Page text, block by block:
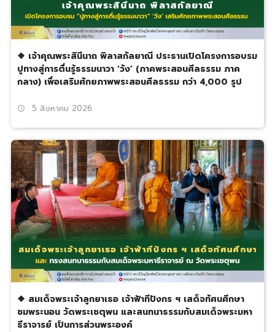
❖ เจ้าคุณพระสินีนาถ พิลาสกัลยาณี ประธานเปิดโครงการอบรม
ปูทางสู่การตื่นรู้ธรรมนาวา ‘วัง’ (ภาคพระสอนศีลธรรม ภาค
กลาง) เพื่อเสริมศักยภาพพระสอนศีลธรรม กว่า 4,000 รูป
schedule 5 สิงหาคม 2026
❖ สมเด็จพระเจ้าลูกยาเธอ เจ้าฟ้าทีปังกร ฯ เสด็จทัศนศึกษา
ชมพระนอน วัดพระเชตุพน และสนทนาธรรมกับสมเด็จพระมหา
ธีราจารย์ เป็นการส่วนพระองค์